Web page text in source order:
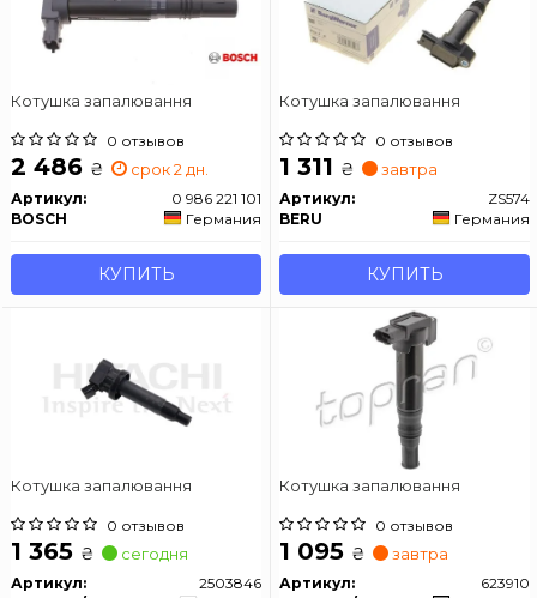
Котушка запалювання
0 отзывов
2 486 ₴ срок 2 дн.
Артикул:
0 986 221 101
BOSCH
Германия
КУПИТЬ
Котушка запалювання
0 отзывов
1 311 ₴ завтра
Артикул:
ZS574
BERU
Германия
КУПИТЬ
Котушка запалювання
0 отзывов
1 365 ₴ сегодня
Артикул:
2503846
Котушка запалювання
0 отзывов
1 095 ₴ завтра
Артикул:
623910